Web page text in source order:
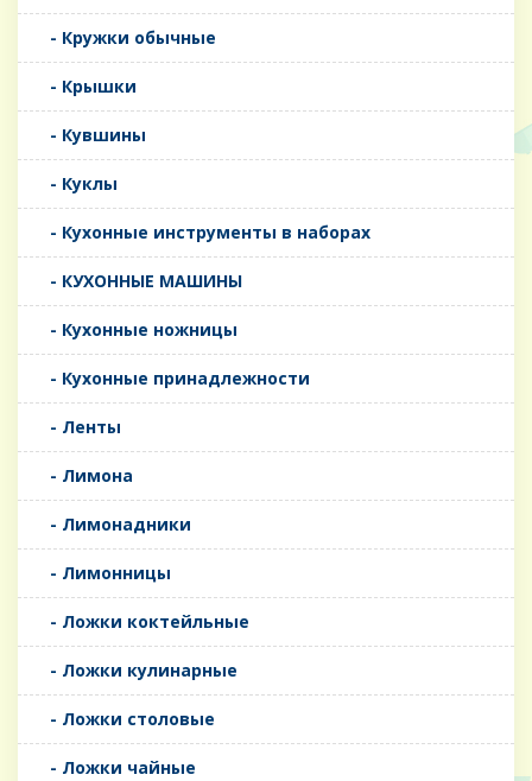
- Кружки обычные
- Крышки
- Кувшины
- Куклы
- Кухонные инструменты в наборах
- КУХОННЫЕ МАШИНЫ
- Кухонные ножницы
- Кухонные принадлежности
- Ленты
- Лимона
- Лимонадники
- Лимонницы
- Ложки коктейльные
- Ложки кулинарные
- Ложки столовые
- Ложки чайные